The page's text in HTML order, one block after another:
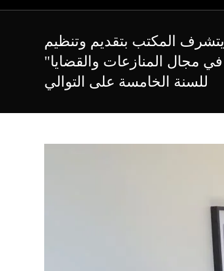
​​يتشرف المكتب بتقديم وتنظيم
للسنة الخامسة على التوالي